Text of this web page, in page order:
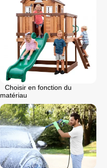
Choisir en fonction du
matériau